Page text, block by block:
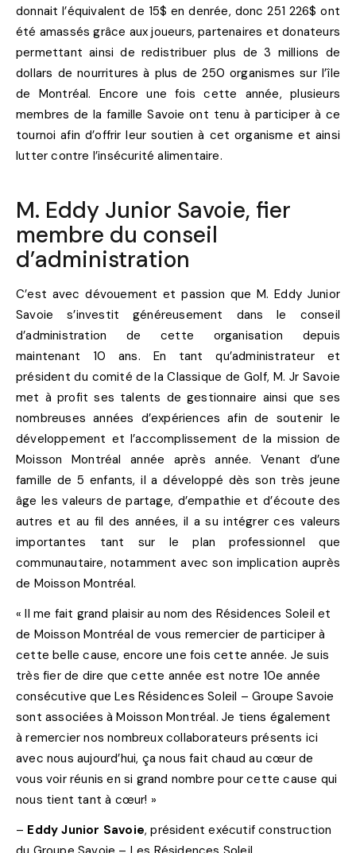
donnait l’équivalent de 15$ en denrée, donc 251 226$ ont
été amassés grâce aux joueurs, partenaires et donateurs
permettant ainsi de redistribuer plus de 3 millions de
dollars de nourritures à plus de 250 organismes sur l’île
de Montréal. Encore une fois cette année, plusieurs
membres de la famille Savoie ont tenu à participer à ce
tournoi afin d’offrir leur soutien à cet organisme et ainsi
lutter contre l’insécurité alimentaire.
M. Eddy Junior Savoie, fier
membre du conseil
d’administration
C’est avec dévouement et passion que M. Eddy Junior
Savoie s’investit généreusement dans le conseil
d’administration de cette organisation depuis
maintenant 10 ans. En tant qu’administrateur et
président du comité de la Classique de Golf, M. Jr Savoie
met à profit ses talents de gestionnaire ainsi que ses
nombreuses années d’expériences afin de soutenir le
développement et l’accomplissement de la mission de
Moisson Montréal année après année. Venant d’une
famille de 5 enfants, il a développé dès son très jeune
âge les valeurs de partage, d’empathie et d’écoute des
autres et au fil des années, il a su intégrer ces valeurs
importantes tant sur le plan professionnel que
communautaire, notamment avec son implication auprès
de Moisson Montréal.
« Il me fait grand plaisir au nom des Résidences Soleil et
de Moisson Montréal de vous remercier de participer à
cette belle cause, encore une fois cette année. Je suis
très fier de dire que cette année est notre 10e année
consécutive que Les Résidences Soleil – Groupe Savoie
sont associées à Moisson Montréal. Je tiens également
à remercier nos nombreux collaborateurs présents ici
avec nous aujourd’hui, ça nous fait chaud au cœur de
vous voir réunis en si grand nombre pour cette cause qui
nous tient tant à cœur! »
– Eddy Junior Savoie, président exécutif construction